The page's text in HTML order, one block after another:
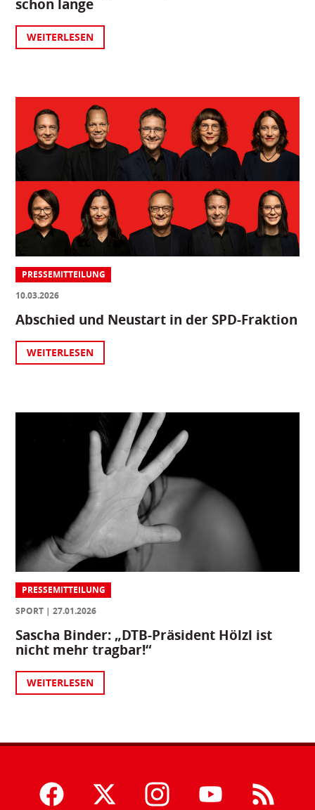
schon lange
WEITERLESEN
PRESSEMITTEILUNG
10.03.2026
Abschied und Neustart in der SPD-Fraktion
WEITERLESEN
PRESSEMITTEILUNG
SPORT
27.01.2026
Sascha Binder: „DTB-Präsident Hölzl ist
nicht mehr tragbar!“
WEITERLESEN